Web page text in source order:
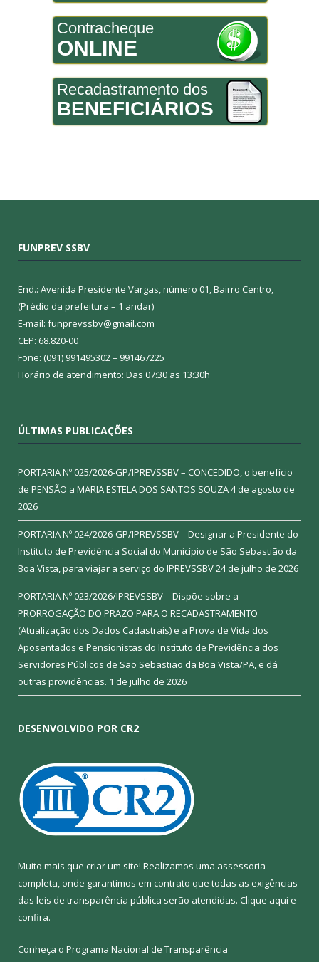
Contracheque
ONLINE
Recadastramento dos
BENEFICIÁRIOS
FUNPREV SSBV
End.: Avenida Presidente Vargas, número 01, Bairro Centro,
(Prédio da prefeitura – 1 andar)
E-mail: funprevssbv@gmail.com
CEP: 68.820-00
Fone: (091) 991495302 – 991467225
Horário de atendimento: Das 07:30 as 13:30h
ÚLTIMAS PUBLICAÇÕES
PORTARIA Nº 025/2026-GP/IPREVSSBV – CONCEDIDO, o benefício
de PENSÃO a MARIA ESTELA DOS SANTOS SOUZA4 de agosto de
2026
PORTARIA Nº 024/2026-GP/IPREVSSBV – Designar a Presidente do
Instituto de Previdência Social do Município de São Sebastião da
Boa Vista, para viajar a serviço do IPREVSSBV24 de julho de 2026
PORTARIA Nº 023/2026/IPREVSSBV – Dispõe sobre a
PRORROGAÇÃO DO PRAZO PARA O RECADASTRAMENTO
(Atualização dos Dados Cadastrais) e a Prova de Vida dos
Aposentados e Pensionistas do Instituto de Previdência dos
Servidores Públicos de São Sebastião da Boa Vista/PA, e dá
outras providências. 1 de julho de 2026
DESENVOLVIDO POR CR2
Muito mais que criar um site! Realizamos uma assessoria
completa, onde garantimos em contrato que todas as exigências
das leis de transparência pública serão atendidas. Clique aqui e
confira.
Conheça o Programa Nacional de Transparência